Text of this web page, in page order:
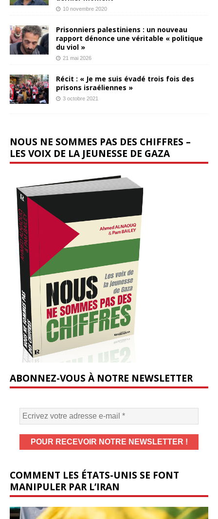
10 novembre 2020
Prisonniers palestiniens : un nouveau
rapport dénonce une véritable « politique
du viol »
21 mai 2026
Récit : « Je me suis évadé trois fois des
prisons israéliennes »
3 octobre 2021
NOUS NE SOMMES PAS DES CHIFFRES –
LES VOIX DE LA JEUNESSE DE GAZA
ABONNEZ-VOUS À NOTRE NEWSLETTER
COMMENT LES ÉTATS-UNIS SE FONT
MANIPULER PAR L’IRAN